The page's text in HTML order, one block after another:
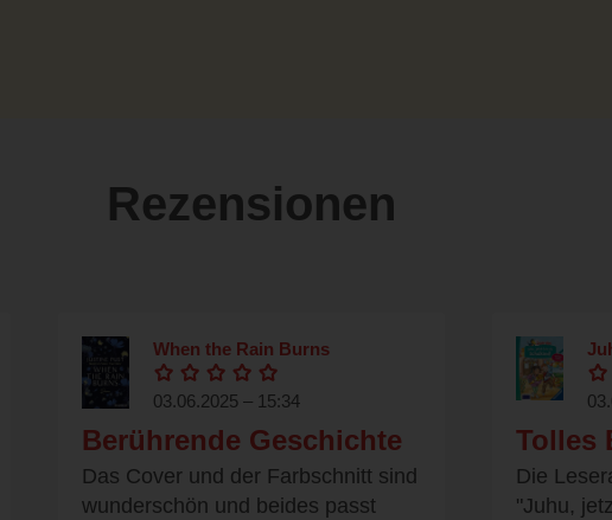
Rezensionen
When the Rain Burns
03.06.2025 – 15:34
Berührende Geschichte
Das Cover und der Farbschnitt sind
wunderschön und beides passt
Tolles
Die
"Juhu,